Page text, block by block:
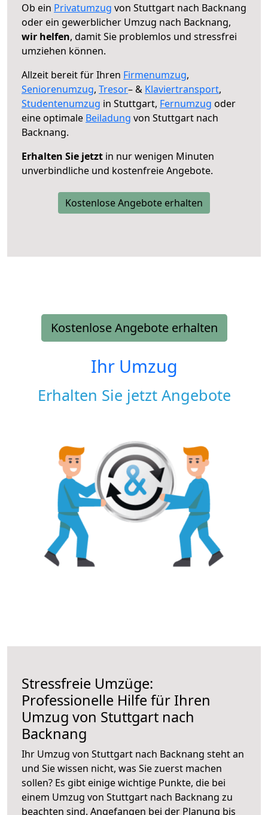
Ob ein Privatumzug von Stuttgart nach Backnang
oder ein gewerblicher Umzug nach Backnang,
wir helfen, damit Sie problemlos und stressfrei
umziehen können.
Allzeit bereit für Ihren Firmenumzug,
Seniorenumzug, Tresor– & Klaviertransport,
Studentenumzug in Stuttgart, Fernumzug oder
eine optimale Beiladung von Stuttgart nach
Backnang.
Erhalten Sie jetzt in nur wenigen Minuten
unverbindliche und kostenfreie Angebote.
Kostenlose Angebote erhalten
Kostenlose Angebote erhalten
Ihr Umzug
Erhalten Sie jetzt Angebote
Stressfreie Umzüge:
Professionelle Hilfe für Ihren
Umzug von Stuttgart nach
Backnang
Ihr Umzug von Stuttgart nach Backnang steht an
und Sie wissen nicht, was Sie zuerst machen
sollen? Es gibt einige wichtige Punkte, die bei
einem Umzug von Stuttgart nach Backnang zu
beachten sind. Angefangen bei der Planung bis